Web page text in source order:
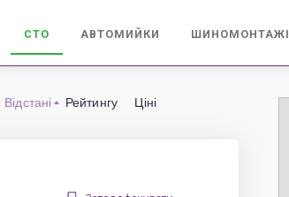
СТО АВТОМИЙКИ ШИНОМОНТАЖІ
Відстані Рейтингу Ціні